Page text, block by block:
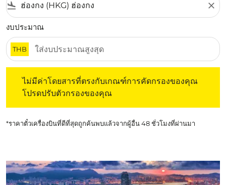
flight_land close
งบประมาณ
THB
ไม่มีค่าโดยสารที่ตรงกับเกณฑ์การคัดกรองของคุณ
โปรดปรับตัวกรองของคุณ
*ราคาตั๋วเครื่องบินที่ดีที่สุดถูกค้นพบแล้วจากผู้อื่น 48 ชั่วโมงที่ผ่านมา